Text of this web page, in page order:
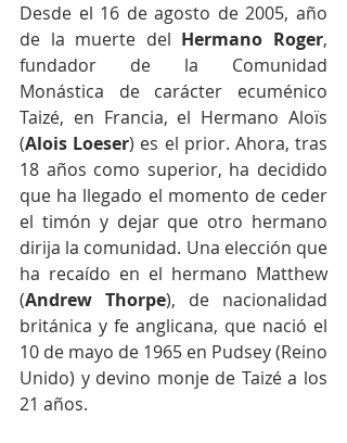
Desde el 16 de agosto de 2005, año
de la muerte del Hermano Roger,
fundador de la Comunidad
Monástica de carácter ecuménico
Taizé, en Francia, el Hermano Aloïs
(Alois Loeser) es el prior. Ahora, tras
18 años como superior, ha decidido
que ha llegado el momento de ceder
el timón y dejar que otro hermano
dirija la comunidad. Una elección que
ha recaído en el hermano Matthew
(Andrew Thorpe), de nacionalidad
británica y fe anglicana, que nació el
10 de mayo de 1965 en Pudsey (Reino
Unido) y devino monje de Taizé a los
21 años.